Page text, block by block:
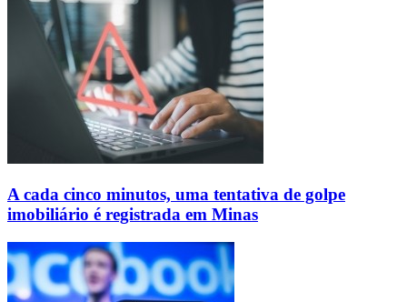
A cada cinco minutos, uma tentativa de golpe
imobiliário é registrada em Minas